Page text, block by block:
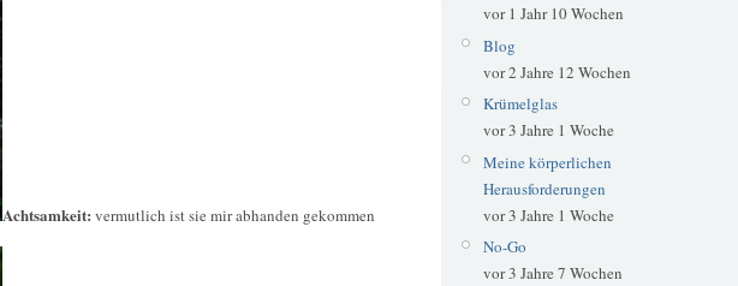
Achtsamkeit: vermutlich ist sie mir abhanden gekommen
vor 1 Jahr 10 Wochen
Blog
vor 2 Jahre 12 Wochen
Krümelglas
vor 3 Jahre 1 Woche
Meine körperlichen
Herausforderungen
vor 3 Jahre 1 Woche
No-Go
vor 3 Jahre 7 Wochen